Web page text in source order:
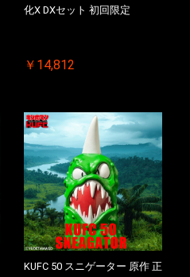
化X DXセット 初回限定
￥14,812
KUFC 50 スニゲーター 原作 正